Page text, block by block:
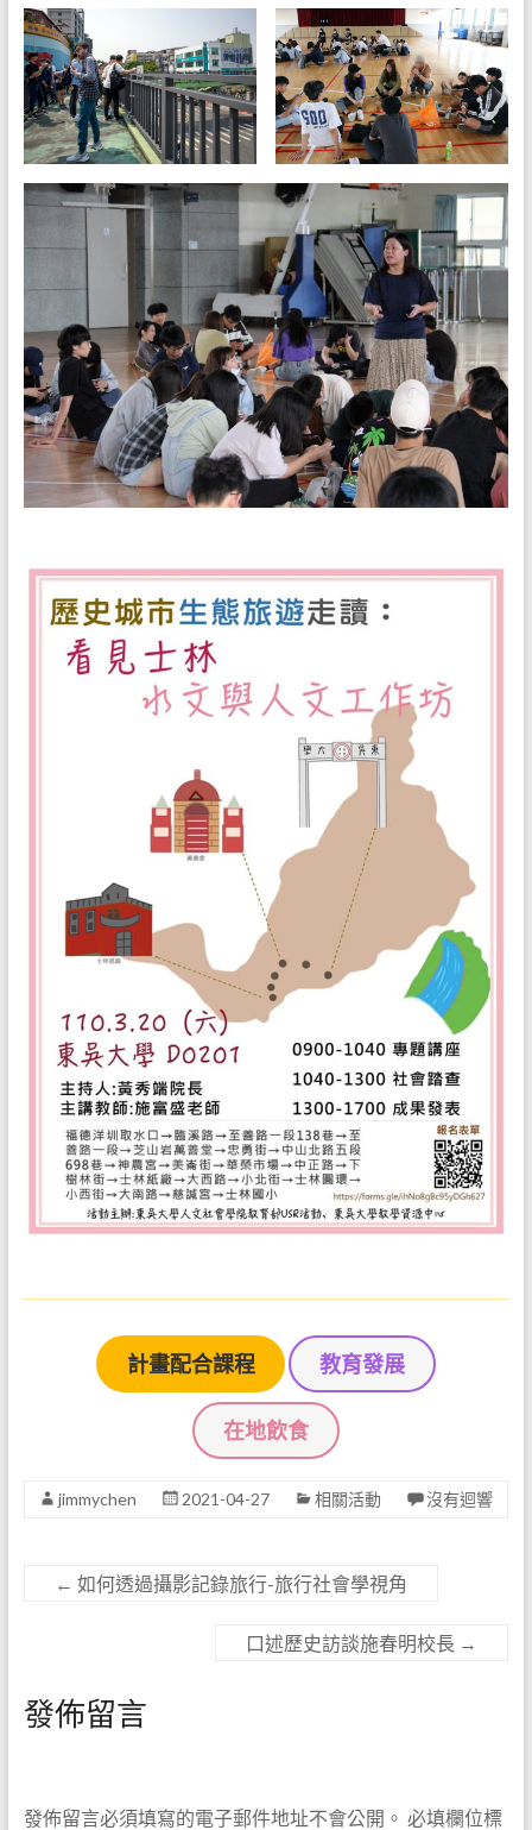
計畫配合課程 教育發展
在地飲食
jimmychen 2021-04-27 相關活動 沒有迴響
← 如何透過攝影記錄旅行-旅行社會學視角
口述歷史訪談施春明校長 →
發佈留言
發佈留言必須填寫的電子郵件地址不會公開。 必填欄位標